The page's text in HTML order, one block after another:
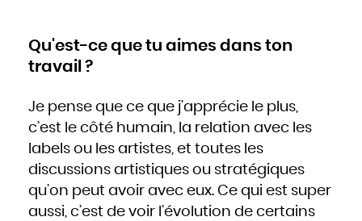
Qu'est-ce que tu aimes dans ton
travail ?
Je pense que ce que j’apprécie le plus,
c’est le côté humain, la relation avec les
labels ou les artistes, et toutes les
discussions artistiques ou stratégiques
qu’on peut avoir avec eux. Ce qui est super
aussi, c’est de voir l’évolution de certains